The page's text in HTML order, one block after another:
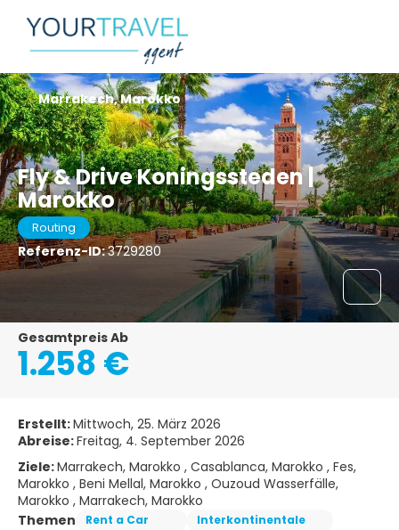
Fly & Drive Koningssteden |
Marokko
Routing
Referenz-ID:3729280
Marrakech, Marokko
Gesamtpreis Ab
1.258 €
Erstellt:Mittwoch, 25. März 2026
Abreise:Freitag, 4. September 2026
Ziele:Marrakech, Marokko , Casablanca, Marokko , Fes,
Marokko , Beni Mellal, Marokko , Ouzoud Wasserfälle,
Marokko , Marrakech, Marokko
Themen
Rent a Car Interkontinentale